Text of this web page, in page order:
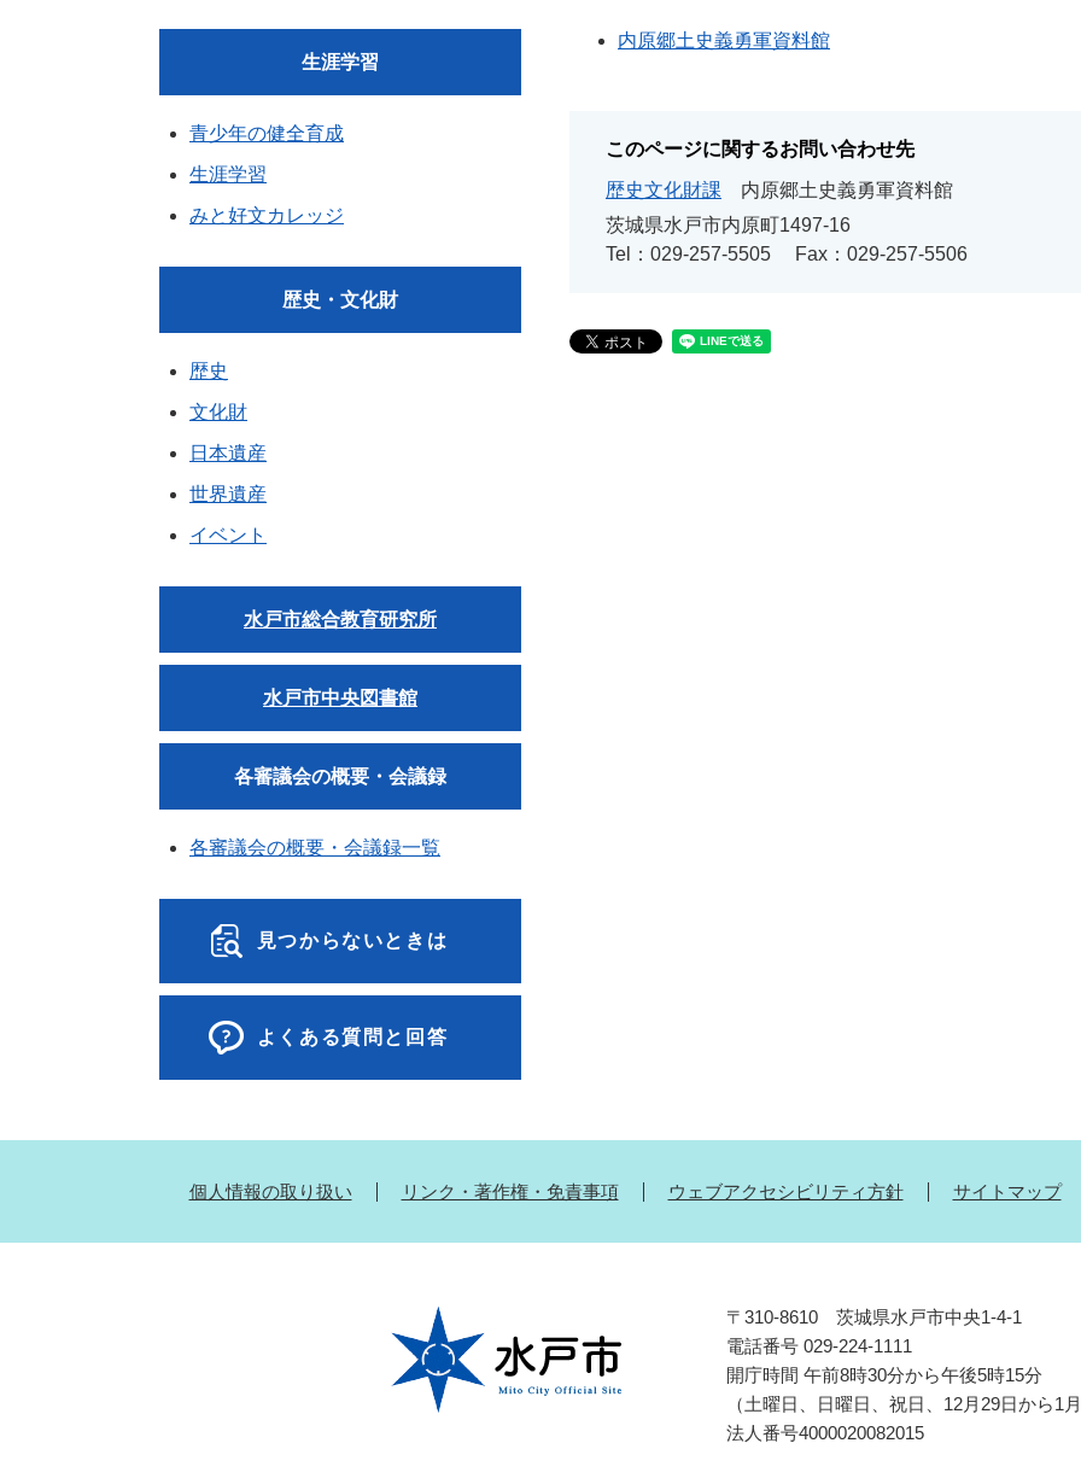
内原郷土史義勇軍資料館
このページに関するお問い合わせ先
歴史文化財課
内原郷土史義勇軍資料館
茨城県水戸市内原町1497-16
Tel：029-257-5505
Fax：029-257-5506
生涯学習
青少年の健全育成
生涯学習
みと好文カレッジ
歴史・文化財
歴史
文化財
日本遺産
世界遺産
イベント
水戸市総合教育研究所
水戸市中央図書館
各審議会の概要・会議録
各審議会の概要・会議録一覧
見つからないときは
よくある質問と回答
個人情報の取り扱い リンク・著作権・免責事項 ウェブアクセシビリティ方針 サイトマップ
〒310-8610 茨城県水戸市中央1-4-1
電話番号 029-224-1111
開庁時間 午前8時30分から午後5時15分
（土曜日、日曜日、祝日、12月29日から1
法人番号4000020082015